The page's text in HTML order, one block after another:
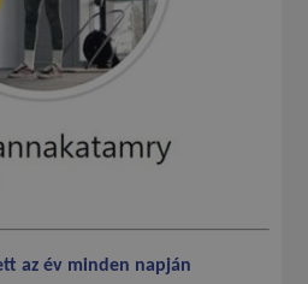
az év minden napján